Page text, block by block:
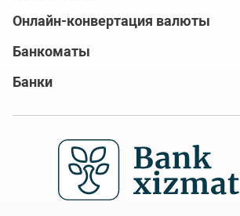
Онлайн-конвертация валюты
Банкоматы
Банки